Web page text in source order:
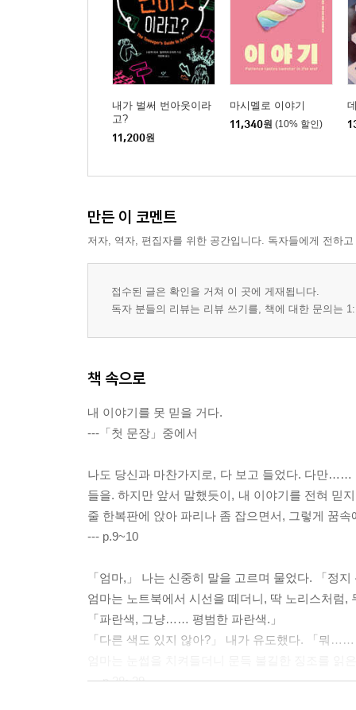
내가 벌써 번아웃이라
고?
11,200원
마시멜로 이야기
11,340원 (10% 할인)
만든 이 코멘트
저자, 역자, 편집자를 위한 공간입니다. 독자들에게 전하
접수된 글은 확인을 거쳐 이 곳에 게재됩니다.
독자 분들의 리뷰는 리뷰 쓰기를, 책에 대한 문의는
책 속으로
내 이야기를 못 믿을 거다.
---「첫 문장」중에서
나도 당신과 마찬가지로, 다 보고 들었다. 다만……
들을. 하지만 앞서 말했듯이, 내 이야기를 전혀 믿
줄 한복판에 앉아 파리나 좀 잡으면서, 그렇게 꿈
--- p.9~10
「엄마,」 나는 신중히 말을 고르며 물었다. 「정
엄마는 노트북에서 시선을 떼더니, 딱 노리스처럼
「파란색, 그냥…… 평범한 파란색.」
「다른 색도 있지 않아?」 내가 유도했다. 「뭐
--- p.28~29